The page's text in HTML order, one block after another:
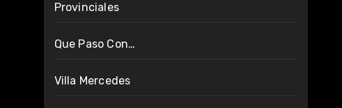
Provinciales
Que Paso Con…
Villa Mercedes